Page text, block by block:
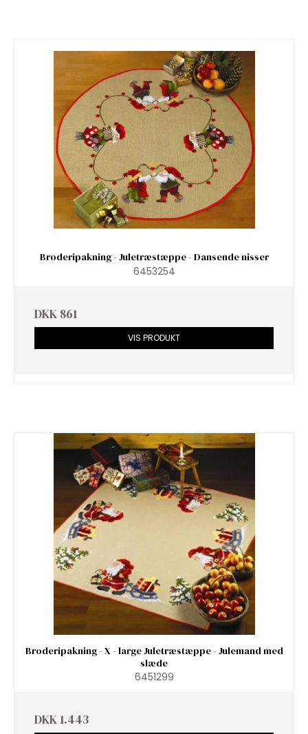
Broderipakning - Juletræstæppe - Dansende nisser
6453254
DKK 861
VIS PRODUKT
Broderipakning - X - large Juletræstæppe - Julemand med
slæde
6451299
DKK 1.443